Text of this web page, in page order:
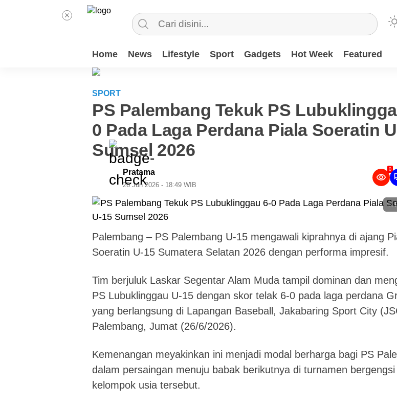
Home News Lifestyle Sport Gadgets Hot Week Featured
SPORT
PS Palembang Tekuk PS
0 Pada Laga Perdana Piala Soeratin
Sumsel 2026
Pratama
26 Jun 2026 - 18:49 WIB
0
Palembang – PS Palembang U-15 mengawali kiprahnya di ajang
Soeratin U-15 Sumatera Selatan 2026 dengan performa impresif.
Tim berjuluk Laskar Segentar Alam Muda tampil dominan dan
PS Lubuklinggau U-15 dengan skor telak 6-0 pada laga perdana
yang berlangsung di Lapangan Baseball, Jakabaring Sport City
Palembang, Jumat (26/6/2026).
Kemenangan meyakinkan ini menjadi modal berharga bagi PS
dalam persaingan menuju babak berikutnya di turnamen bergengsi
kelompok usia tersebut.